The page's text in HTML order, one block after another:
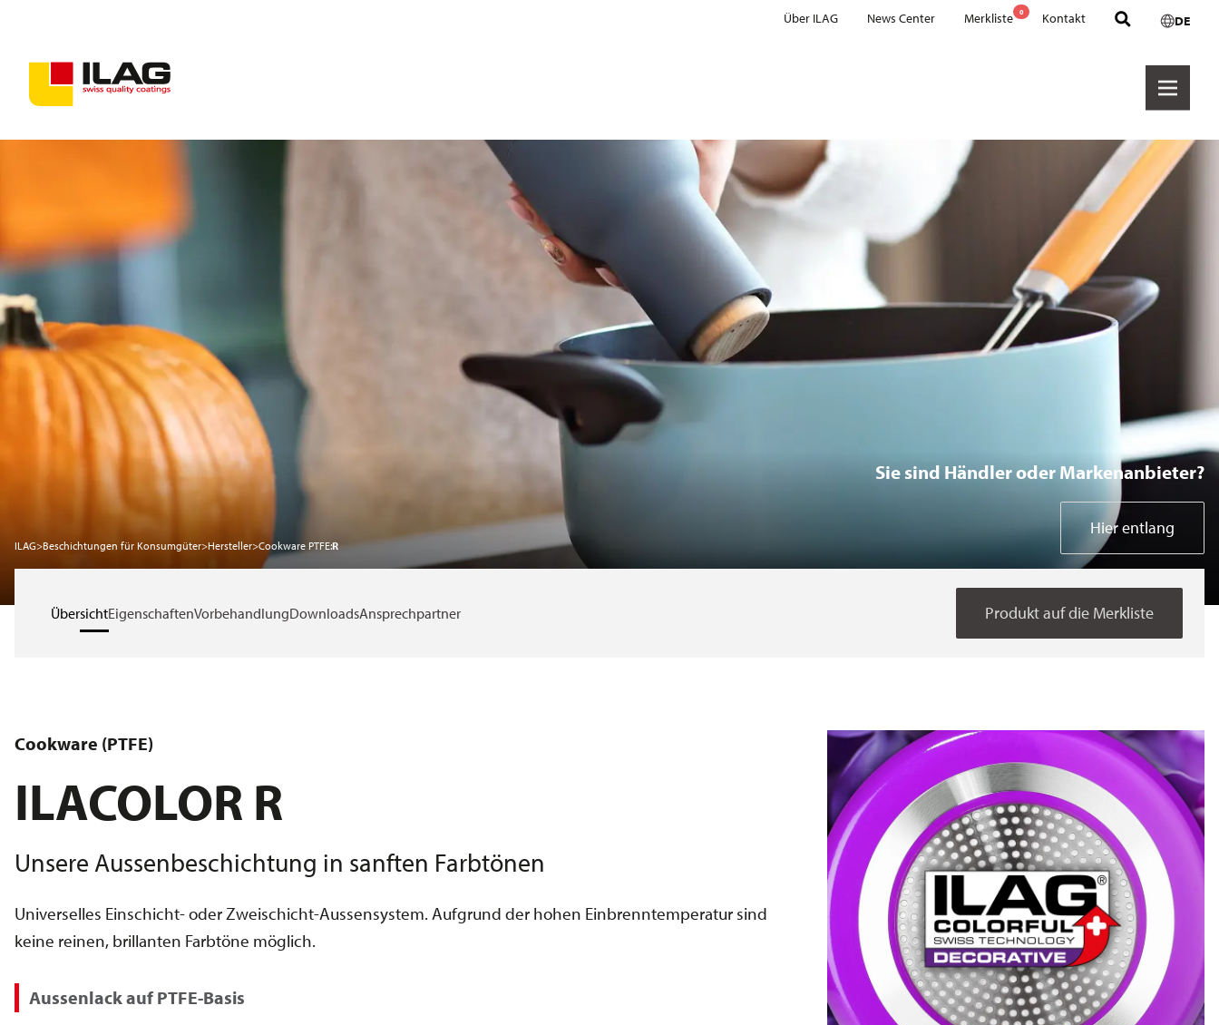
Über ILAG News Center Merkliste 0 Kontakt DE
Beschichtungen für Industriegüter
Antihaft-Lösungen
PFAS-freie Beschichtungen
Nachhaltigkeit
Informationskonzept für Verbraucher
Vergleiche mit Referenzprodukten
Cookware PTFE
Cookware Ceramic
ILAG>Beschichtungen für Konsumgüter>Hersteller>Cookware PTFE:R
Sie sind Händler oder Markenanbieter?
Hier entlang
ÜbersichtEigenschaftenVorbehandlungDownloadsAnsprechpartner Produkt auf die Merkliste
Cookware (PTFE)
ILACOLOR R
Unsere Aussenbeschichtung in sanften Farbtönen
Universelles Einschicht- oder Zweischicht-Aussensystem. Aufgrund der hohen Einbrenntemperatur sind
keine reinen, brillanten Farbtöne möglich.
Aussenlack auf PTFE-Basis